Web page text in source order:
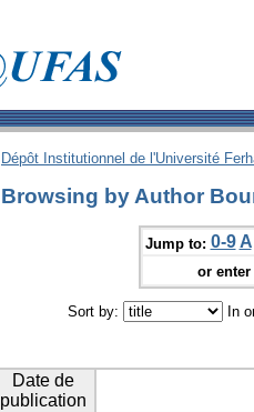
Dépôt Institutionnel de l'Université
Browsing by Author
Jump to: 0-9 A
or
Sort by: In
Date de
publication